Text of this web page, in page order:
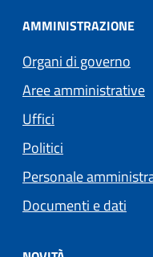
AMMINISTRAZIONE
Organi di governo
Aree amministrative
Uffici
Politici
Personale
Documenti e dati